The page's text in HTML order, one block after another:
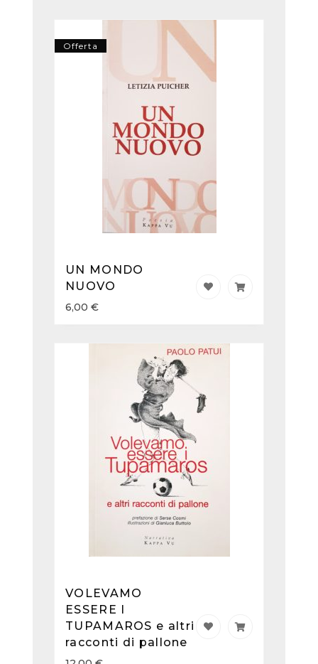
Offerta
UN MONDO
NUOVO
6,00 €
VOLEVAMO
ESSERE I
TUPAMAROS e altri
racconti di pallone